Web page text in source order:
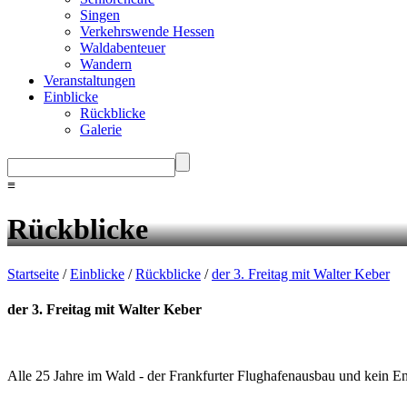
Singen
Verkehrswende Hessen
Waldabenteuer
Wandern
Veranstaltungen
Einblicke
Rückblicke
Galerie
≡
Rückblicke
Startseite /Einblicke /Rückblicke /der 3. Freitag mit Walter Keber
der 3. Freitag mit Walter Keber
Alle 25 Jahre im Wald - der Frankfurter Flughafenausbau und kein